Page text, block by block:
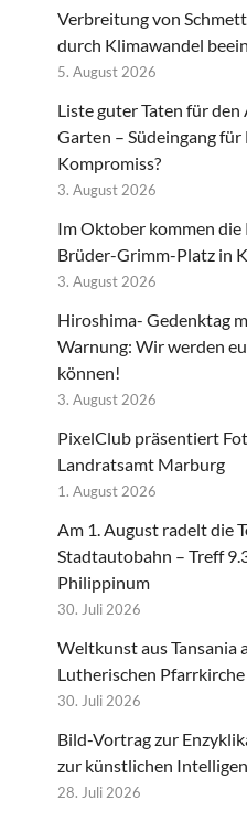
Verbreitung von
durch Klimawandel
5. August 2026
Liste guter Taten für
Garten – Südeingang
Kompromiss?
3. August 2026
Im Oktober kommen die
Brüder-Grimm-Platz in
3. August 2026
Hiroshima- Gedenktag
Warnung: Wir werden
können!
3. August 2026
PixelClub präsentiert
Landratsamt Marburg
1. August 2026
Am 1. August radelt die
Stadtautobahn – Treff
Philippinum
30. Juli 2026
Weltkunst aus Tansania
Lutherischen Pfarrkirche
30. Juli 2026
Bild-Vortrag zur
zur künstlichen
28. Juli 2026